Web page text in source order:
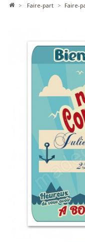
> faire-part > faire-